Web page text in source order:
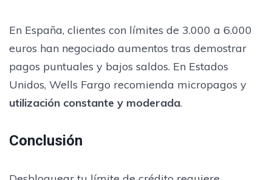
En España, clientes con límites de 3.000 a 6.000
euros han negociado aumentos tras demostrar
pagos puntuales y bajos saldos. En Estados
Unidos, Wells Fargo recomienda micropagos y
utilización constante y moderada.
Conclusión